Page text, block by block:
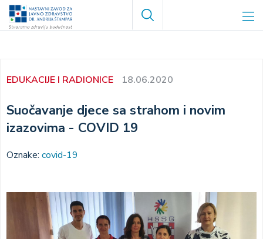
Skoči
Search
EDUKACIJE I RADIONICE 18.06.2020
Suočavanje djece sa strahom i novim
izazovima - COVID 19
Oznake: covid-19